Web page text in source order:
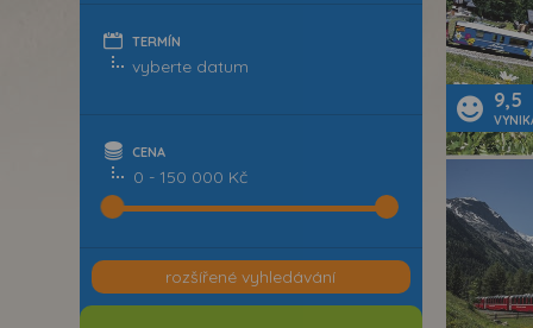
TERMÍN
CENA
0 - 150 000 Kč
rozšířené vyhledávání
9,5